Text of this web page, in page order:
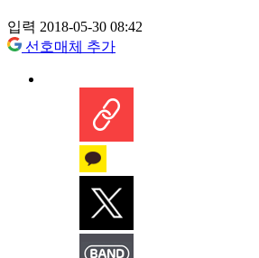
입력 2018-05-30 08:42
선호매체 추가